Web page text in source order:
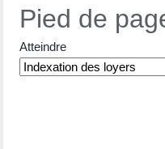
Pied de
Atteindre